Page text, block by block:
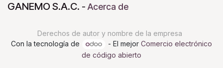
GANEMO S.A.C. -Acerca de
Derechos de autor y nombre de la empresa
Con la tecnología de
- El mejor Comercio electrónico
de código abierto